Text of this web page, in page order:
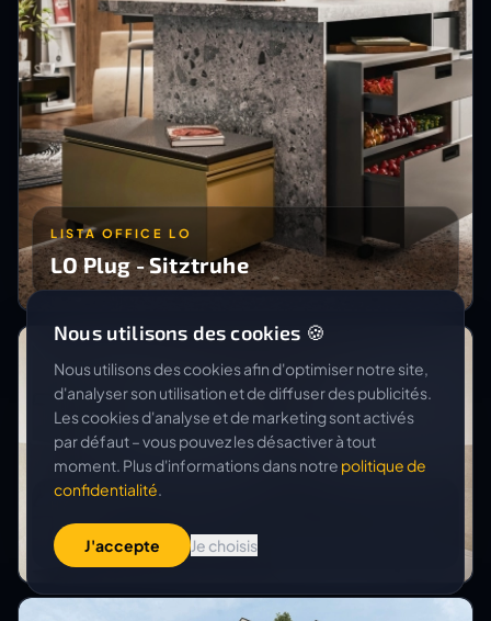
LISTA OFFICE LO
LO Plug - Sitztruhe
Umbau Grubenstrasse
Nous utilisons des cookies 🍪
Nous utilisons des cookies afin d'optimiser notre site,
d'analyser son utilisation et de diffuser des publicités.
Les cookies d'analyse et de marketing sont activés
par défaut – vous pouvez les désactiver à tout
moment. Plus d'informations dans notre politique de
confidentialité.
J'accepte Je choisis